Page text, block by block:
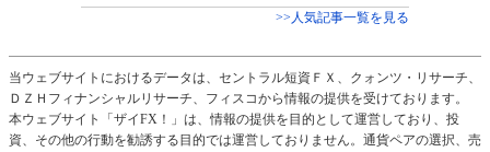
>>人気記事一覧を見る
当ウェブサイトにおけるデータは、セントラル短資ＦＸ、クォンツ・リサーチ、
ＤＺＨフィナンシャルリサーチ、フィスコから情報の提供を受けております。
本ウェブサイト「ザイFX！」は、情報の提供を目的として運営しており、投
資、その他の行動を勧誘する目的では運営しておりません。通貨ペアの選択、売